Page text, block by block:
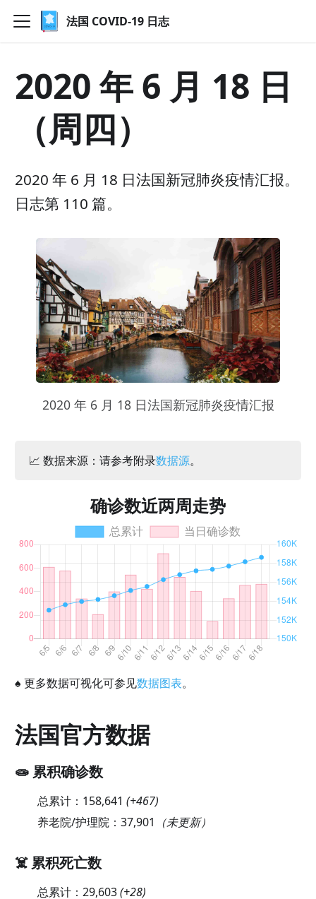
法国 COVID-19 日志
2020 年 6 月 18 日
（周四）
2020 年 6 月 18 日法国新冠肺炎疫情汇报。
日志第 110 篇。
2020 年 6 月 18 日法国新冠肺炎疫情汇报
📈 数据来源：请参考附录数据源。
确诊数近两周走势
♠ 更多数据可视化可参见数据图表。
法国官方数据
🧫 累积确诊数
总累计： 158,641 (+467)
养老院/护理院： 37,901 （未更新）
☠️ 累积死亡数
总累计： 29,603(+28)